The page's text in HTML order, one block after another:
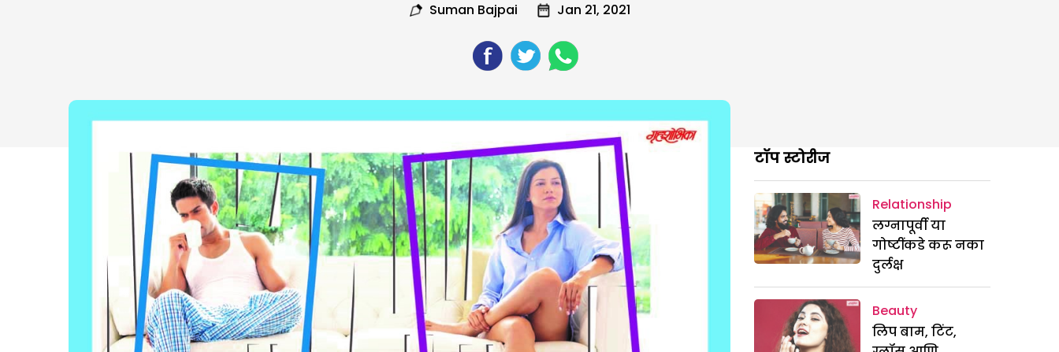
Suman Bajpai Jan 21, 2021
टॉप स्टोरीज
Relationship
लग्नापूर्वी या
गोष्टींकडे करू नका
दुर्लक्ष
Beauty
लिप बाम, टिंट,